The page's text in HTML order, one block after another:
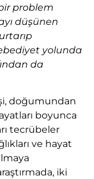
problem
düşünen
yolunda
da
doğumundan
boyunca
tecrübeler
ve hayat
iki